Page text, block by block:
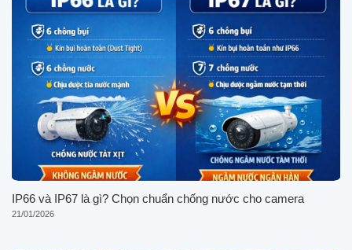
IP66 và IP67 là gì? Chọn chuẩn chống nước cho camera
21/01/2026